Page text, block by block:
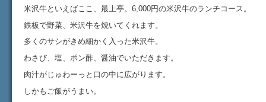
米沢牛といえばここ、最上亭。6,000円の米沢牛のランチコース。
鉄板で野菜、米沢牛を焼いてくれます。
多くのサシがきめ細かく入った米沢牛。
わさび、塩、ポン酢、醤油でいただきます。
肉汁がじゅわーっと口の中に広がります。
しかもご飯がうまい。